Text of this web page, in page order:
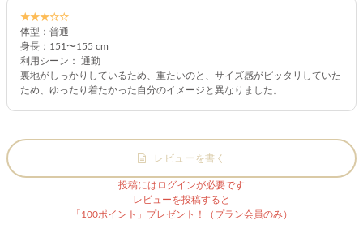
★★★☆☆
体型：普通
身長：151〜155 cm
利用シーン： 通勤
裏地がしっかりしているため、重たいのと、サイズ感がピッタリしていた
ため、ゆったり着たかった自分のイメージと異なりました。
レビューを書く
投稿にはログインが必要です
レビューを投稿すると
「100ポイント」プレゼント！（プラン会員のみ）